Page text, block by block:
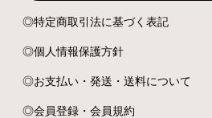
特定商取引法に基づく表記
個人情報保護方針
お支払い・発送・送料について
会員登録・会員規約